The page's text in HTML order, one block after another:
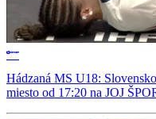
Hádzaná MS U18:
miesto od 17:20 na JOJ